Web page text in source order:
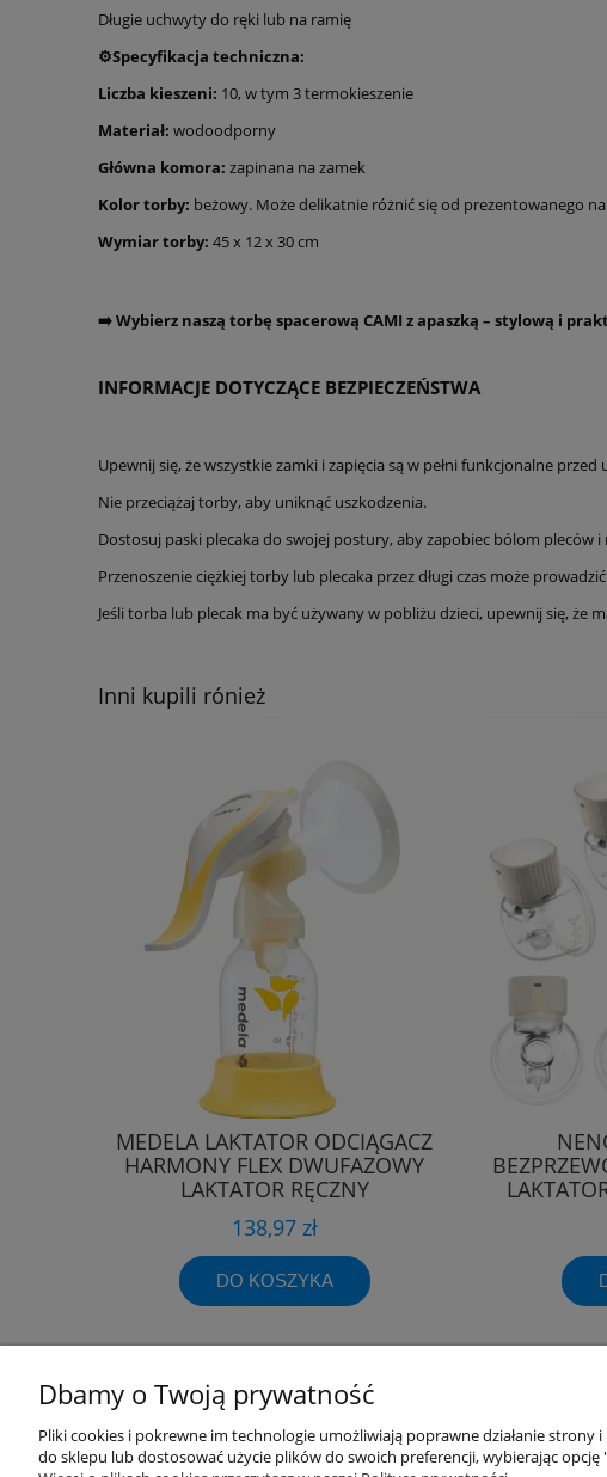
Długie uchwyty do ręki lub na ramię
⚙️Specyfikacja techniczna:
Liczba kieszeni: 10, w tym 3 termokieszenie
Materiał: wodoodporny
Główna komora: zapinana na zamek
Kolor torby: beżowy. Może delikatnie różnić się od prezentowanego
Wymiar torby: 45 x 12 x 30 cm
➡️ Wybierz naszą torbę spacerową CAMI z apaszką – stylową i
INFORMACJE DOTYCZĄCE BEZPIECZEŃSTWA
Upewnij się, że wszystkie zamki i zapięcia są w pełni funkcjonalne przed
Nie przeciążaj torby, aby uniknąć uszkodzenia.
Dostosuj paski plecaka do swojej postury, aby zapobiec bólom pleców i
Przenoszenie ciężkiej torby lub plecaka przez długi czas może
Jeśli torba lub plecak ma być używany w pobliżu dzieci, upewnij się, że
Inni kupili rónież
MEDELA LAKTATOR ODCIĄGACZ
HARMONY FLEX DWUFAZOWY
LAKTATOR RĘCZNY
138,97 zł
DO KOSZYKA
Przydatne linki Warunki zakupów
Dbamy o Twoją prywatność
Pliki cookies i pokrewne im technologie umożliwiają poprawne działanie
do sklepu lub dostosować użycie plików do swoich preferencji, wybierając opcję